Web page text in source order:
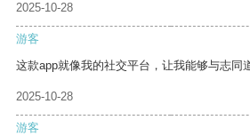
2025-10-28
游客
这款app就像我的社交平台，让我能够与志同
2025-10-28
游客